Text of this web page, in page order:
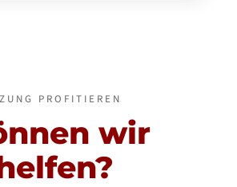
PROFITIEREN
wir